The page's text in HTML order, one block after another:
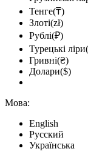
Тенге(₸)
Злоті(zł)
Рублі(₽)
Турецькі
Гривні(₴)
Долари($)
Мова:
English
Русский
Українська